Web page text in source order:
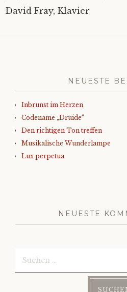
David Fray, Klavier
NEUESTE
Inbrunst im Herzen
Codename „Druide“
Den richtigen Ton treffen
Musikalische Wunderlampe
Lux perpetua
NEUESTE